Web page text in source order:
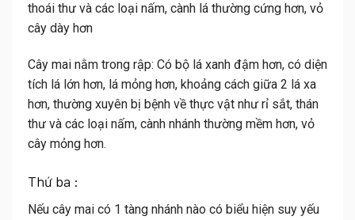
thoái thư và các loại nấm, cành lá thường cứng hơn, vỏ
cây dày hơn
Cây mai nằm trong rập: Có bộ lá xanh đậm hơn, có diện
tích lá lớn hơn, lá mỏng hơn, khoảng cách giữa 2 lá xa
hơn, thường xuyên bị bệnh về thực vật như rỉ sắt, thán
thư và các loại nấm, cành nhánh thường mềm hơn, vỏ
cây mỏng hơn.
Thứ ba :
Nếu cây mai có 1 tàng nhánh nào có biểu hiện suy yếu